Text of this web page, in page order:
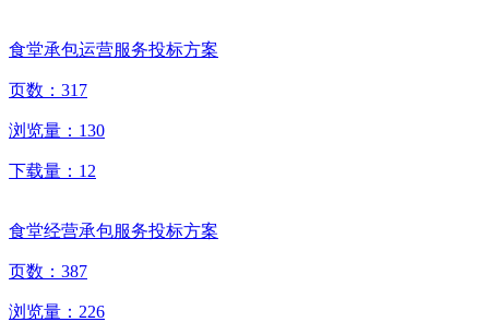
食堂承包运营服务投标方案
页数： 317
浏览量： 130
下载量： 12
食堂经营承包服务投标方案
页数： 387
浏览量： 226